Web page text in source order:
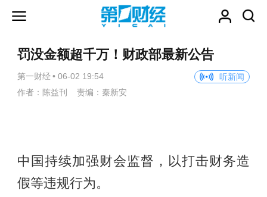
罚没金额超千万！财政部最新公告
第一财经 • 06-02 19:54
听新闻
作者：陈益刊 责编：秦新安
中国持续加强财会监督，以打击财务造
假等违规行为。